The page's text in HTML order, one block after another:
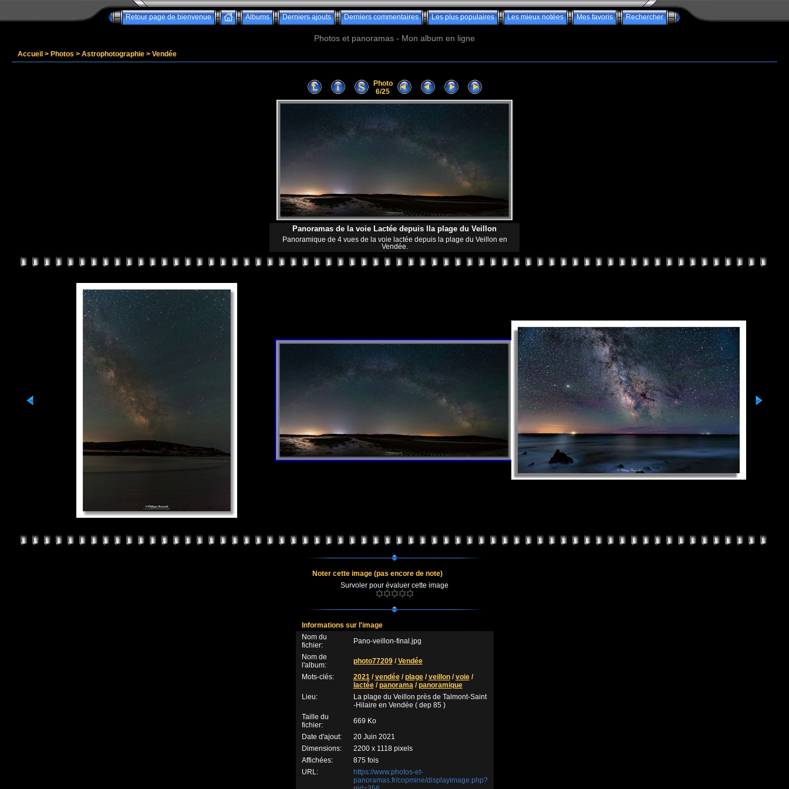
Retour page de bienvenue Albums Derniers ajouts Derniers commentaires Les plus populaires Les mieux notées Mes favoris Rechercher
Photos et panoramas - Mon album en ligne
Accueil > Photos > Astrophotographie > Vendée
Photo
6/25
Panoramas de la voie Lactée depuis lla plage du Veillon
Panoramique de 4 vues de la voie lactée depuis la plage du Veillon en
Vendée.
Noter cette image (pas encore de note)
Survoler pour évaluer cette image
Informations sur l'image
Nom du
fichier:
Pano-veillon-final.jpg
Nom de
l'album:
photo77209/Vendée
Mots-clés:
2021/vendée/plage/veillon/voie/
lactée/panorama/panoramique
Lieu:
La plage du Veillon près de Talmont-Saint
-Hilaire en Vendée ( dep 85 )
Taille du
fichier:
669 Ko
Date d'ajout:
20 Juin 2021
Dimensions:
2200 x 1118 pixels
Affichées:
875 fois
URL:
https://www.photos-et-
panoramas.fr/copmine/displayimage.php?